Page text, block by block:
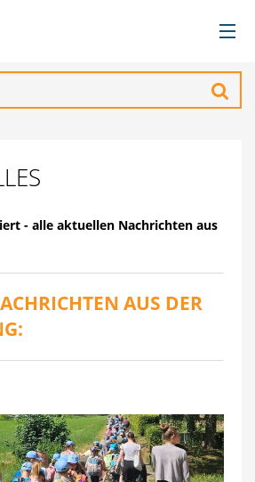
- alle aktuellen Nachrichten aus
AUS DER